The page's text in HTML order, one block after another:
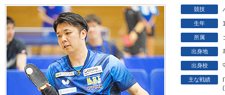
競技
生年
所属
出身地
出身校
主な戦績